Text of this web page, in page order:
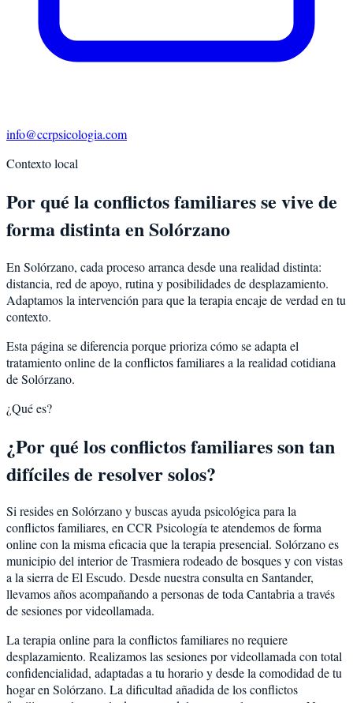
info@ccrpsicologia.com
Contexto local
Por qué la conflictos familiares se vive de
forma distinta en Solórzano
En Solórzano, cada proceso arranca desde una realidad distinta:
distancia, red de apoyo, rutina y posibilidades de desplazamiento.
Adaptamos la intervención para que la terapia encaje de verdad en tu
contexto.
Esta página se diferencia porque prioriza cómo se adapta el
tratamiento online de la conflictos familiares a la realidad cotidiana
de Solórzano.
¿Qué es?
¿Por qué los conflictos familiares son tan
difíciles de resolver solos?
Si resides en Solórzano y buscas ayuda psicológica para la
conflictos familiares, en CCR Psicología te atendemos de forma
online con la misma eficacia que la terapia presencial. Solórzano es
municipio del interior de Trasmiera rodeado de bosques y con vistas
a la sierra de El Escudo. Desde nuestra consulta en Santander,
llevamos años acompañando a personas de toda Cantabria a través
de sesiones por videollamada.
La terapia online para la conflictos familiares no requiere
desplazamiento. Realizamos las sesiones por videollamada con total
confidencialidad, adaptadas a tu horario y desde la comodidad de tu
hogar en Solórzano. La dificultad añadida de los conflictos